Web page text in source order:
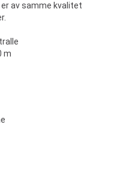
av samme kvalitet
m